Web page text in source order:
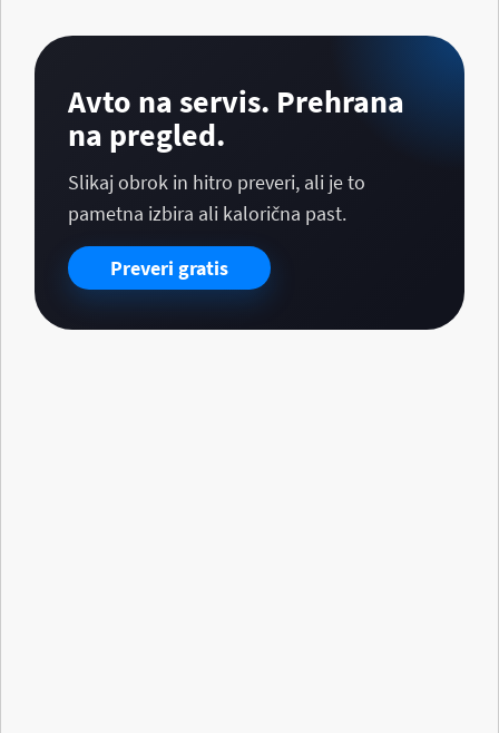
Avto na servis. Prehrana
na pregled.
Slikaj obrok in hitro preveri, ali je to
pametna izbira ali kalorična past.
Preveri gratis